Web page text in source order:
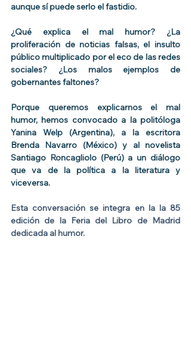
aunque sí puede serlo el fastidio.
¿Qué explica el mal humor? ¿La
proliferación de noticias falsas, el insulto
público multiplicado por el eco de las redes
sociales? ¿Los malos ejemplos de
gobernantes faltones?
Porque queremos explicarnos el mal
humor, hemos convocado a la politóloga
Yanina Welp (Argentina), a la escritora
Brenda Navarro (México) y al novelista
Santiago Roncagliolo (Perú) a un diálogo
que va de la política a la literatura y
viceversa.
Esta conversación se integra en la la 85
edición de la Feria del Libro de Madrid
dedicada al humor.